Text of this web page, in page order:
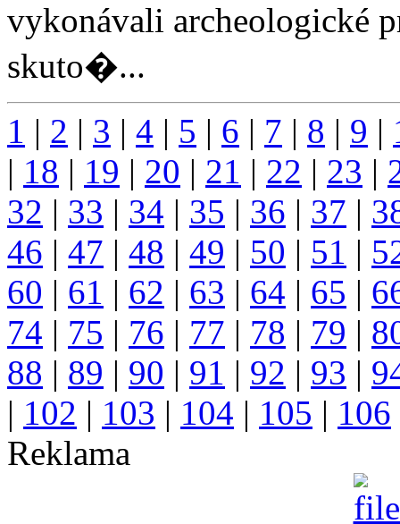
vykonávali archeologické
skuto�...
1 | 2 | 3 | 4 | 5 | 6 | 7 | 8 | 9 |
| 18 | 19 | 20 | 21 | 22 | 23 |
32 | 33 | 34 | 35 | 36 | 37 |
46 | 47 | 48 | 49 | 50 | 51 |
60 | 61 | 62 | 63 | 64 | 65 |
74 | 75 | 76 | 77 | 78 | 79 |
88 | 89 | 90 | 91 | 92 | 93 |
| 102 | 103 | 104 | 105 | 106
Reklama